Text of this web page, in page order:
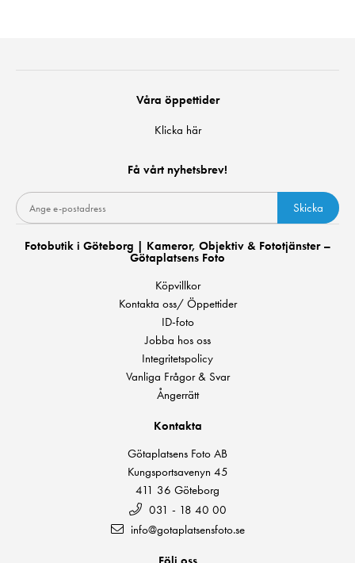
Våra öppettider
Klicka här
Få vårt nyhetsbrev!
Skicka
Fotobutik i Göteborg | Kameror, Objektiv & Fototjänster –
Götaplatsens Foto
Köpvillkor
Kontakta oss/ Öppettider
ID-foto
Jobba hos oss
Integritetspolicy
Vanliga Frågor & Svar
Ångerrätt
Kontakta
Götaplatsens Foto AB
Kungsportsavenyn 45
411 36 Göteborg
031 - 18 40 00
info@gotaplatsensfoto.se